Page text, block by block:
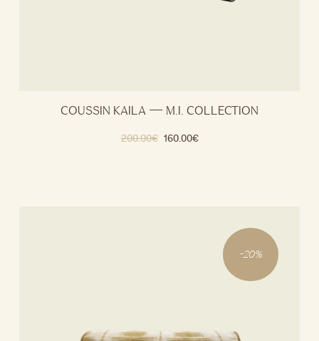
COUSSIN KAILA — M.I. COLLECTION
200.00€ 160.00€
-20%